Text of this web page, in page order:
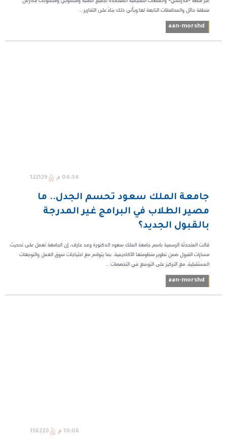
منطقة حائل والمحافظات التابعة لها.ويأتي ذلك بناءً على التقارير ...
aan-morshd
04:34 م 122129
جامعة الملك سعود تحسم الجدل.. ما
مصير الطلاب في البرامج غير المدرجة
بالقبول الجديد؟
قالت المتحدثة الرسمية باسم جامعة الملك سعود الدكتورة وعد عارف، إن الجامعة تعمل على تحديث
مسارات القبول ضمن تطوير منظومتها الأكاديمية، بما يتواءم مع احتياجات سوق العمل والتوجهات
المستقبلية، مع التركيز على التوسع في التخصصات ...
aan-morshd
10:06 م 156220